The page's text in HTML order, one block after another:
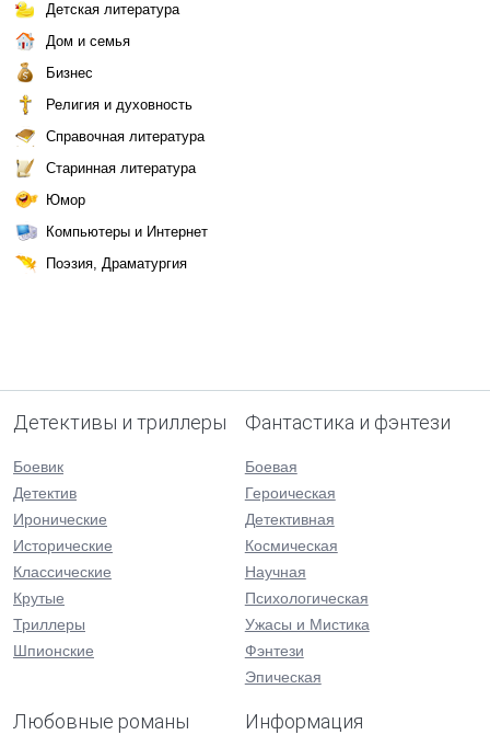
Детская литература
Дом и семья
Бизнес
Религия и духовность
Справочная литература
Старинная литература
Юмор
Компьютеры и Интернет
Поэзия, Драматургия
Детективы и триллеры
Боевик
Детектив
Иронические
Исторические
Классические
Крутые
Триллеры
Шпионские
Фантастика и фэнтези
Боевая
Героическая
Детективная
Космическая
Научная
Психологическая
Ужасы и Мистика
Фэнтези
Эпическая
Любовные романы Информация